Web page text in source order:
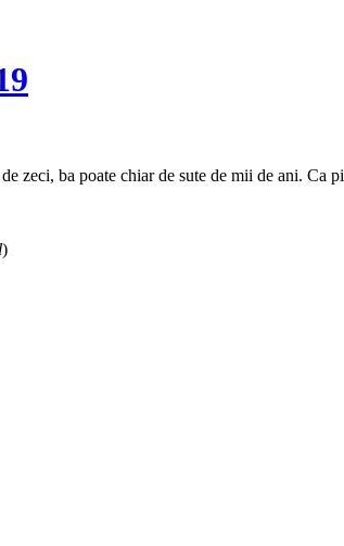
zeci, ba poate chiar de sute de mii de ani. Ca
)